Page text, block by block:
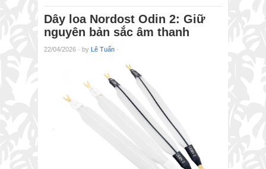
Dây loa Nordost Odin 2: Giữ
nguyên bản sắc âm thanh
22/04/2026 · by Lê Tuấn ·